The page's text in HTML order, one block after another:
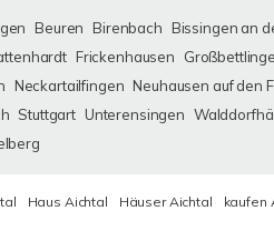
Beuren Birenbach Bissingen an
Frickenhausen
Neckartailfingen Neuhausen auf den
Stuttgart Unterensingen
Haus Aichtal Häuser Aichtal kaufen